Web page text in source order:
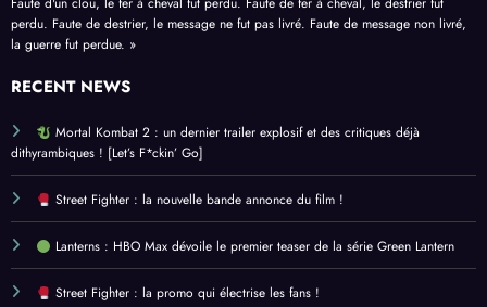
Faute d'un clou, le fer à cheval fut perdu. Faute de fer à cheval, le destrier fut
perdu. Faute de destrier, le message ne fut pas livré. Faute de message non livré,
Mortal Kombat 2 : un dernier trailer explosif et des critiques déjà
dithyrambiques ! [Let’s F*ckin’ Go]
Street Fighter : la nouvelle bande annonce du film !
Lanterns : HBO Max dévoile le premier teaser de la série Green Lantern